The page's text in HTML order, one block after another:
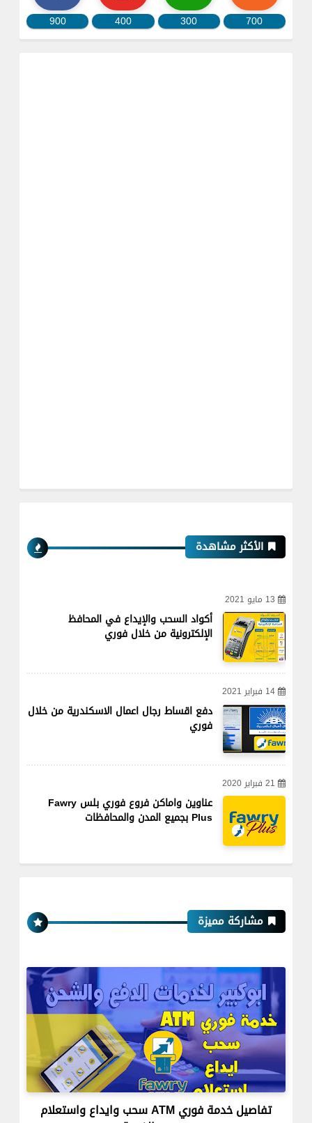
700
300
400
900
الأكثر مشاهدة
13 مايو 2021
أكواد السحب والإيداع في المحافظ
الإلكترونية من خلال فوري
14 فبراير 2021
دفع اقساط رجال اعمال الاسكندرية من خلال
فوري
21 فبراير 2020
عناوين واماكن فروع فوري بلس Fawry
Plus بجميع المدن والمحافظات
مشاركة مميزة
تفاصيل خدمة فوري ATM سحب وايداع واستعلام